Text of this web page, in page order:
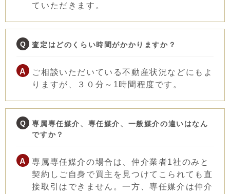
ていただきます。
査定はどのくらい時間がかかりますか？
ご相談いただいている不動産状況などにもよ
りますが、３０分～1時間程度です。
専属専任媒介、専任媒介、一般媒介の違いはなん
ですか？
専属専任媒介の場合は、仲介業者1社のみと
契約しご自身で買主を見つけてこられても直
接取引はできません。一方、専任媒介は仲介